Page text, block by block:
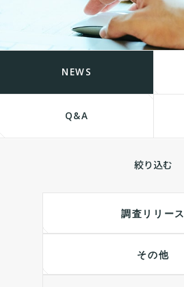
NEWS
Q&A
絞り込む
調査リリース
その他